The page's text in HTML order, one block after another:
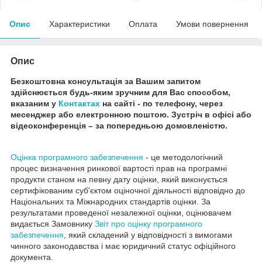
Опис Характеристики Оплата Умови повернення
Опис
Безкоштовна консультація за Вашим запитом
здійснюється будь-яким зручним для Вас способом,
вказаним у Контактах на сайті - по телефону, через
месенджер або електронною поштою. Зустріч в офісі або
відеоконференція – за попередньою домовленістю.
Оцінка програмного забезпечення - це методологічний
процес визначення ринкової вартості прав на програмні
продукти станом на певну дату оцінки, який виконується
сертифікованим суб'єктом оціночної діяльності відповідно до
Національних та Міжнародних стандартів оцінки. За
результатами проведеної незалежної оцінки, оцінювачем
видається Замовнику Звіт про оцінку програмного
забезпечення , який складений у відповідності з вимогами
чинного законодавства і має юридичний статус офіційного
документа.